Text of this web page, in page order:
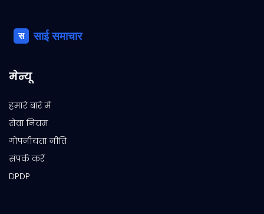
मेन्यू
हमारे बारे में
सेवा नियम
गोपनीयता नीति
संपर्क करें
DPDP